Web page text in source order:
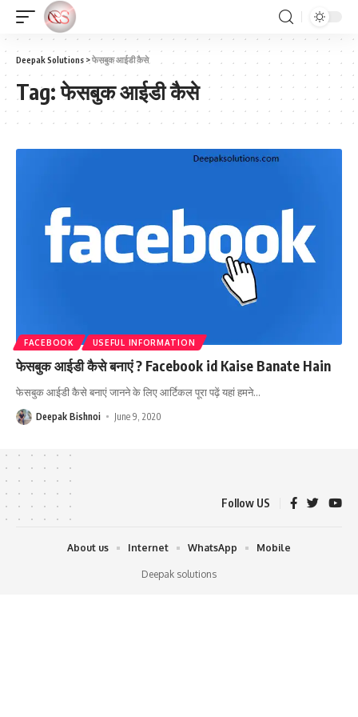
Deepak Solutions >फेसबुक आईडी कैसे
Tag:फेसबुक आईडी कैसे
FACEBOOK USEFUL INFORMATION
फेसबुक आईडी कैसे बनाएं ? Facebook id Kaise Banate Hain
फेसबुक आईडी कैसे बनाएं जानने के लिए आर्टिकल पूरा पढ़ें यहां हमने…
Deepak Bishnoi June 9, 2020
Follow US
Deepak solutions
About us Internet WhatsApp Mobile